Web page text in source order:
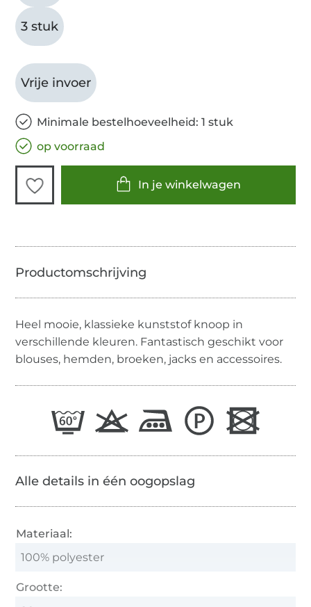
3 stuk
Vrije invoer
Minimale bestelhoeveelheid: 1 stuk
op voorraad
In je winkelwagen
Heel mooie, klassieke kunststof knoop in
verschillende kleuren. Fantastisch geschikt voor
blouses, hemden, broeken, jacks en accessoires.
Alle details in één oogopslag
Materiaal:
100% polyester
Grootte: